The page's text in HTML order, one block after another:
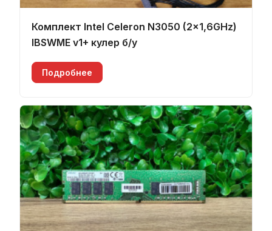
Комплект Intel Celeron N3050 (2x1,6GHz)
IBSWME v1+ кулер б/у
Подробнее